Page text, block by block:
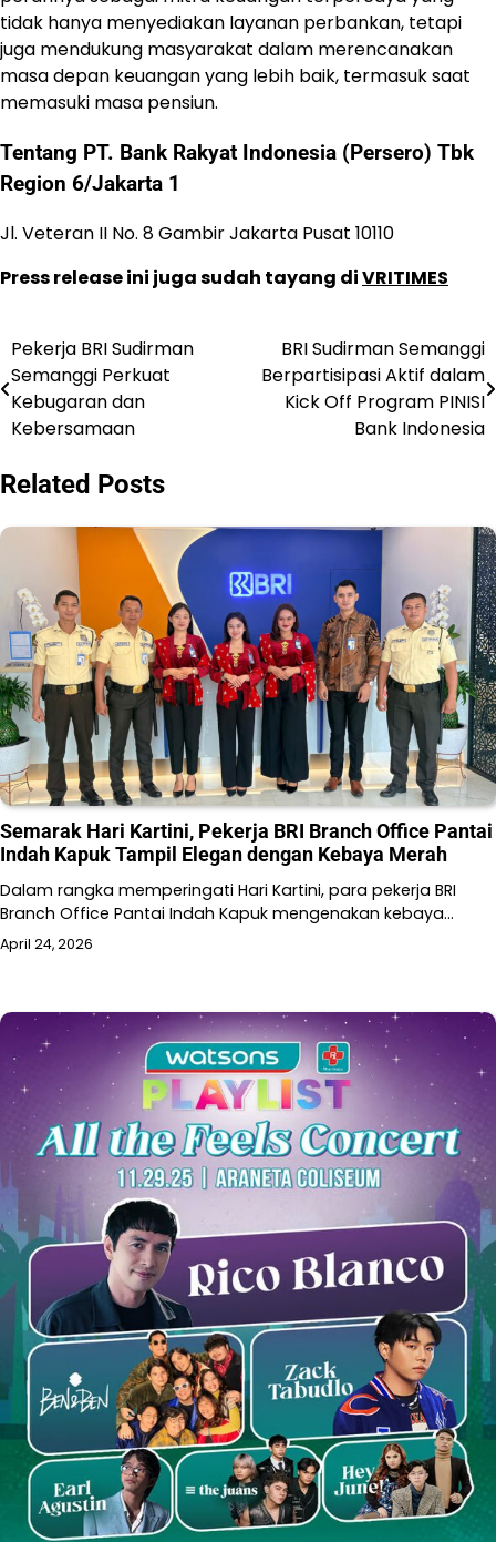
tidak hanya menyediakan layanan perbankan, tetapi
juga mendukung masyarakat dalam merencanakan
masa depan keuangan yang lebih baik, termasuk saat
memasuki masa pensiun.
Tentang PT. Bank Rakyat Indonesia (Persero) Tbk
Region 6/Jakarta 1
Jl. Veteran II No. 8 Gambir Jakarta Pusat 10110
Press release ini juga sudah tayang diVRITIMES
Post
navigation
Pekerja BRI Sudirman
Semanggi Perkuat
Kebugaran dan
Kebersamaan
BRI Sudirman Semanggi
Berpartisipasi Aktif dalam
Kick Off Program PINISI
Bank Indonesia
Related Posts
Semarak Hari Kartini, Pekerja BRI Branch Office Pantai
Indah Kapuk Tampil Elegan dengan Kebaya Merah
Dalam rangka memperingati Hari Kartini, para pekerja BRI
Branch Office Pantai Indah Kapuk mengenakan kebaya…
April 24, 2026